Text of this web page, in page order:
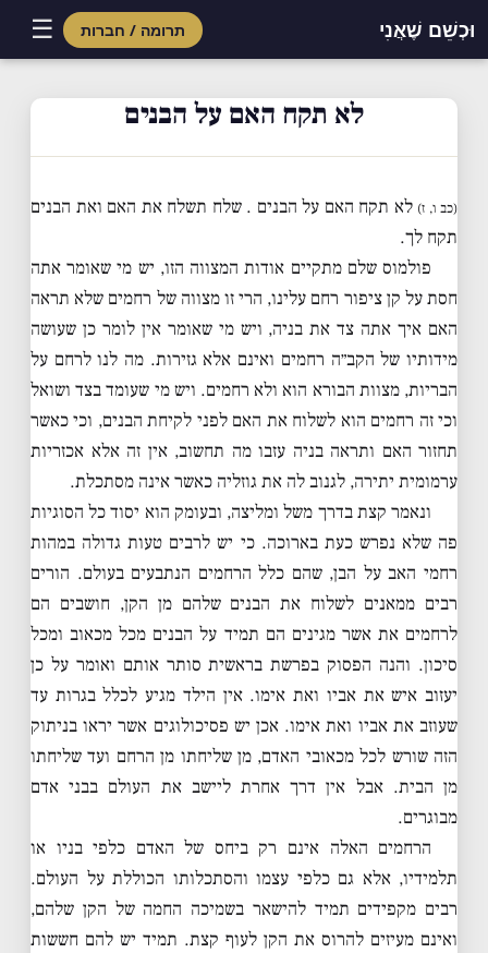
וּכְשֵׁם שֶׁאֲנִי תרומה / חברות ☰
לא תקח האם על הבנים
(כב ו, ז) לא תקח האם על הבנים . שלח תשלח את האם ואת הבנים
תקח לך.
פולמוס שלם מתקיים אודות המצווה הזו, יש מי שאומר אתה
חסת על קן ציפור רחם עלינו, הרי זו מצווה של רחמים שלא תראה
האם איך אתה צד את בניה, ויש מי שאומר אין לומר כן שעושה
מידותיו של הקב״ה רחמים ואינם אלא גזירות. מה לנו לרחם על
הבריות, מצוות הבורא הוא ולא רחמים. ויש מי שעומד בצד ושואל
וכי זה רחמים הוא לשלוח את האם לפני לקיחת הבנים, וכי כאשר
תחזור האם ותראה בניה עזבו מה תחשוב, אין זה אלא אכזריות
ערמומית יתירה, לגנוב לה את גוזליה כאשר אינה מסתכלת.
ונאמר קצת בדרך משל ומליצה, ובעומק הוא יסוד כל הסוגיות
פה שלא נפרש כעת בארוכה. כי יש לרבים טעות גדולה במהות
רחמי האב על הבן, שהם כלל הרחמים הנתבעים בעולם. הורים
רבים ממאנים לשלוח את הבנים שלהם מן הקן, חושבים הם
לרחמים את אשר מגינים הם תמיד על הבנים מכל מכאוב ומכל
סיכון. והנה הפסוק בפרשת בראשית סותר אותם ואומר על כן
יעזוב איש את אביו ואת אימו. אין הילד מגיע לכלל בגרות עד
שעוזב את אביו ואת אימו. אכן יש פסיכולוגים אשר יראו בניתוק
הזה שורש לכל מכאובי האדם, מן שליחתו מן הרחם ועד שליחתו
מן הבית. אבל אין דרך אחרת ליישב את העולם בבני אדם
מבוגרים.
הרחמים האלה אינם רק ביחס של האדם כלפי בניו או
תלמידיו, אלא גם כלפי עצמו והסתכלותו הכוללת על העולם.
רבים מקפידים תמיד להישאר בשמיכה החמה של הקן שלהם,
ואינם מעיזים להרוס את הקן לעוף קצת. תמיד יש להם חששות